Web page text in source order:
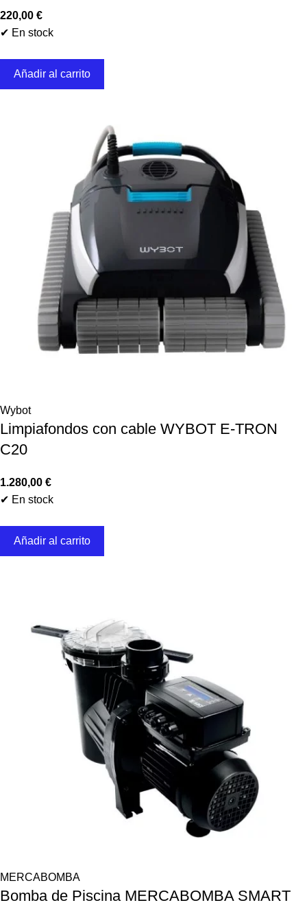
220,00 €
✔ En stock
Añadir al carrito
Wybot
Limpiafondos con cable WYBOT E-TRON
C20
1.280,00 €
✔ En stock
Añadir al carrito
MERCABOMBA
Bomba de Piscina MERCABOMBA SMART